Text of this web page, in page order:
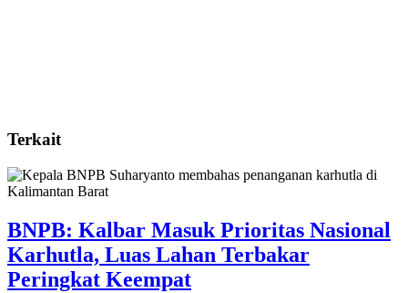
Terkait
BNPB: Kalbar Masuk Prioritas Nasional
Karhutla, Luas Lahan Terbakar
Peringkat Keempat